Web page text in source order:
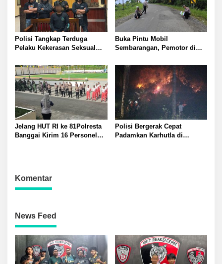
Polisi Tangkap Terduga
Pelaku Kekerasan Seksual
Luwuk
Buka Pintu Mobil
Sembarangan, Pemotor di
Lakukan Olah TKP
Jelang HUT RI ke 81Polresta
Banggai Kirim 16 Personel
Polisi Bergerak Cepat
Padamkan Karhutla di
Komentar
News Feed